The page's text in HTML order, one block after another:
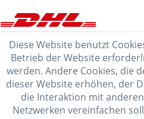
Diese Website benutzt
Betrieb der Website
werden. Andere Cookies, die
dieser Website erhöhen, der
die Interaktion mit
Netzwerken vereinfachen